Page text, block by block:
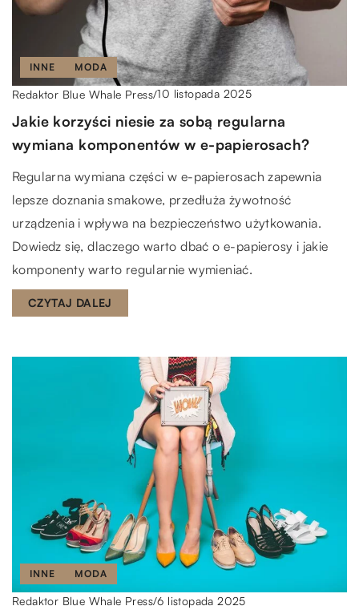
INNE MODA
Redaktor Blue Whale Press/10 listopada 2025
Jakie korzyści niesie za sobą regularna
wymiana komponentów w e-papierosach?
Regularna wymiana części w e-papierosach zapewnia
lepsze doznania smakowe, przedłuża żywotność
urządzenia i wpływa na bezpieczeństwo użytkowania.
Dowiedz się, dlaczego warto dbać o e-papierosy i jakie
komponenty warto regularnie wymieniać.
CZYTAJ DALEJ
INNE MODA
Redaktor Blue Whale Press/6 listopada 2025